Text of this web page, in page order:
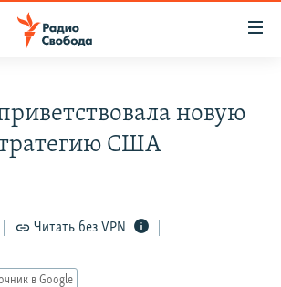
новую
США
Читать без VPN
в Google